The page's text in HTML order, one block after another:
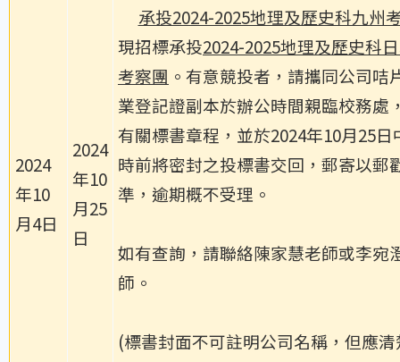
2024
年10
月4日
2024
年10
月25
日
承投2024-2025地理及歷史科九州
現招標承投2024-2025地理及歷史科
考察團 。有意競投者，請攜同公司咭
業登記證副本於辦公時間親臨校務處
有關標書章程，並於2024年10月25日
時前將密封之投標書交回，郵寄以郵
準，逾期概不受理。
如有查詢，請聯絡陳家慧老師或李宛
師。
(標書封面不可註明公司名稱，但應